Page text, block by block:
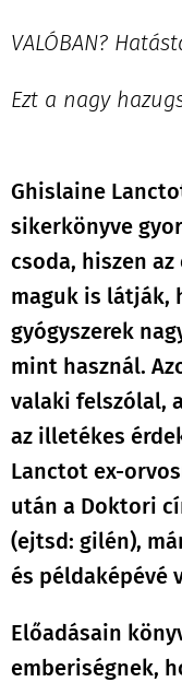
VALÓBAN?
Ezt a nagy
Ghislaine
sikerkönyve
csoda, hiszen
maguk is látják,
gyógyszerek
mint használ.
valaki felszólal,
az illetékes
Lanctot ex-
után a Doktori
(ejtsd: gilén),
és példaképévé
Előadásain
emberiségnek,